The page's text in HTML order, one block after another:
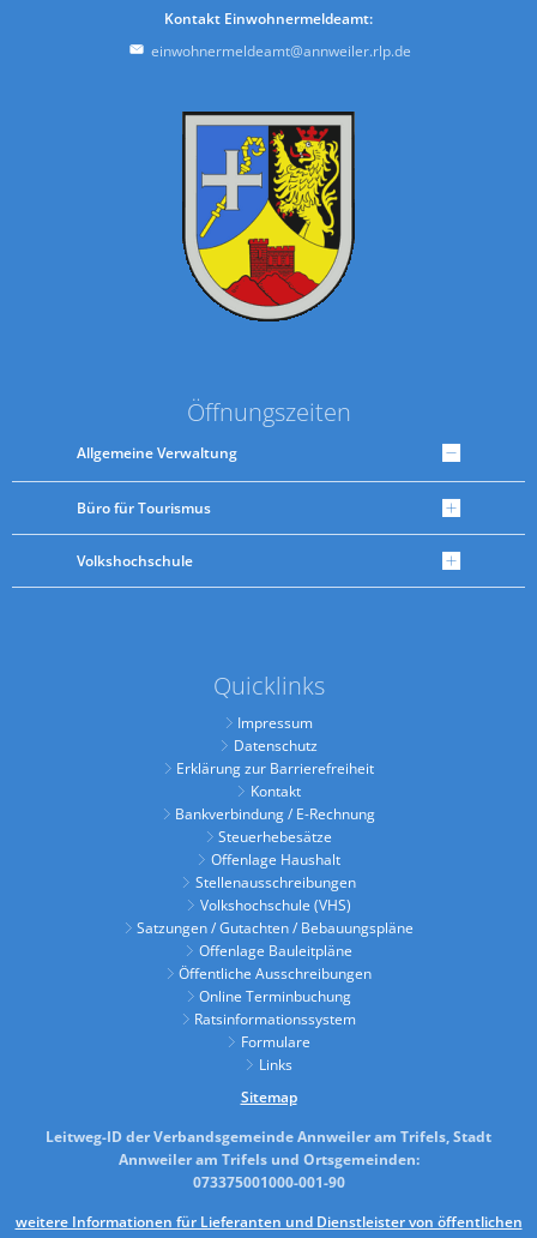
Kontakt Einwohnermeldeamt:
einwohnermeldeamt@annweiler.rlp.de
Öffnungszeiten
Allgemeine Verwaltung
Büro für Tourismus
Volkshochschule
Quicklinks
Impressum
Datenschutz
Erklärung zur Barrierefreiheit
Kontakt
Bankverbindung / E-Rechnung
Steuerhebesätze
Offenlage Haushalt
Stellenausschreibungen
Volkshochschule (VHS)
Satzungen / Gutachten / Bebauungspläne
Offenlage Bauleitpläne
Öffentliche Ausschreibungen
Online Terminbuchung
Ratsinformationssystem
Formulare
Links
Sitemap
Leitweg-ID der Verbandsgemeinde Annweiler am Trifels, Stadt
Annweiler am Trifels und Ortsgemeinden:
073375001000-001-90
weitere Informationen für Lieferanten und Dienstleister von öffentlichen